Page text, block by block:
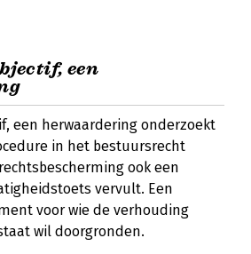
een
een herwaardering onderzoekt
in het bestuursrecht
ook een
vervult. Een
voor wie de verhouding
wil doorgronden.